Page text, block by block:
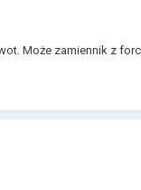
Może zamiennik z